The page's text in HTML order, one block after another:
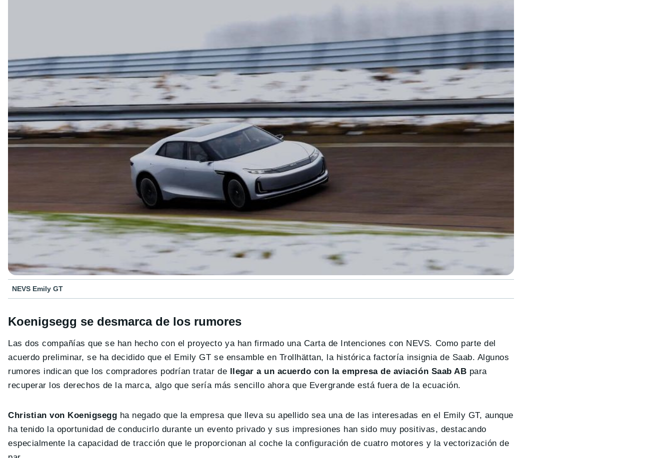
NEVS Emily GT
Koenigsegg se desmarca de los rumores
Las dos compañías que se han hecho con el proyecto ya han firmado una Carta de Intenciones con NEVS. Como parte del
acuerdo preliminar, se ha decidido que el Emily GT se ensamble en Trollhättan, la histórica factoría insignia de Saab. Algunos
rumores indican que los compradores podrían tratar de llegar a un acuerdo con la empresa de aviación Saab AB para
recuperar los derechos de la marca, algo que sería más sencillo ahora que Evergrande está fuera de la ecuación.
Christian von Koenigsegg ha negado que la empresa que lleva su apellido sea una de las interesadas en el Emily GT, aunque
ha tenido la oportunidad de conducirlo durante un evento privado y sus impresiones han sido muy positivas, destacando
especialmente la capacidad de tracción que le proporcionan al coche la configuración de cuatro motores y la vectorización de